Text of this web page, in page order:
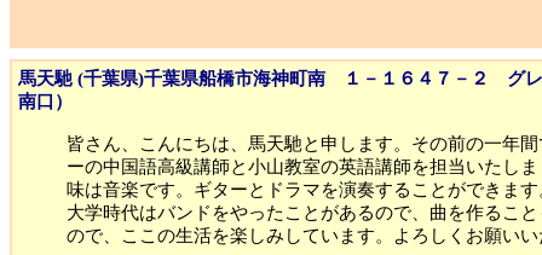
馬天馳 (千葉県)千葉県船橋市海神町南 １－１６４７－２ グ
南口）
皆さん、こんにちは、馬天馳と申します。その前の一年
ーの中国語高級講師と小山教室の英語講師を担当いたし
味は音楽です。ギターとドラマを演奏することができま
大学時代はバンドをやったことがあるので、曲を作るこ
ので、ここの生活を楽しみしています。よろしくお願い